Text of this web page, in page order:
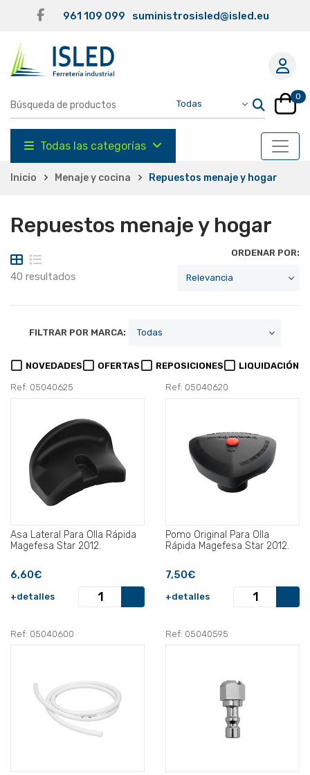
961 109 099 suministrosisled@isled.eu
0
Todas las categorías
Inicio Menaje y cocina Repuestos menaje y hogar
Repuestos menaje y hogar
40 resultados
ORDENAR POR:
FILTRAR POR MARCA:
NOVEDADES OFERTAS REPOSICIONES LIQUIDACIÓN
Ref: 05040625
Asa Lateral Para Olla Rápida
Magefesa Star 2012.
6,60€
+detalles
Ref: 05040620
Pomo Original Para Olla
Rápida Magefesa Star 2012.
7,50€
+detalles
Ref: 05040600 Ref: 05040595